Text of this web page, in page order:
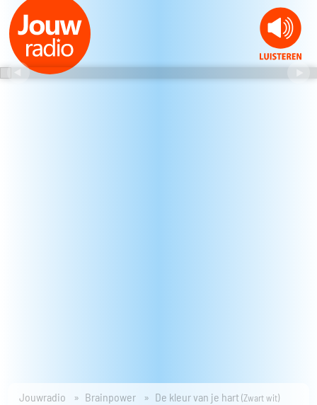
Jouwradio Brainpower De kleur van je hart(Zwart wit)